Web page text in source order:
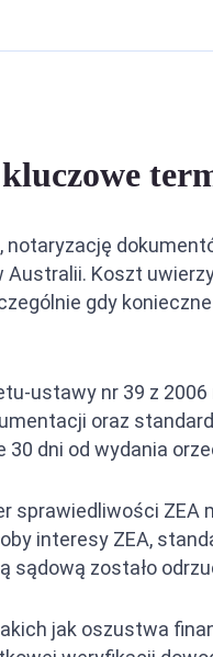
Koszt
gdy
ustawy nr 39 z
oraz
30 dni od wydania
ZEA
interesy ZEA,
sądową zostało
jak oszustwa